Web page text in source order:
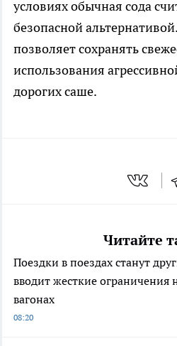
условиях обычная сода
безопасной
позволяет сохранять
использования
дорогих саше.
Читайте
Поездки в поездах станут
вводит жесткие
вагонах
08:20